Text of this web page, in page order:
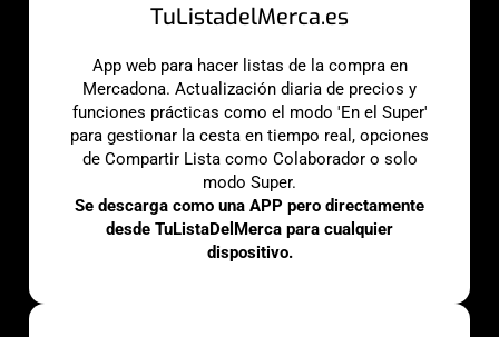
TuListadelMerca.es
App web para hacer listas de la compra en
Mercadona. Actualización diaria de precios y
funciones prácticas como el modo 'En el Super'
para gestionar la cesta en tiempo real, opciones
de Compartir Lista como Colaborador o solo
modo Super.
Se descarga como una APP pero directamente
desde TuListaDelMerca para cualquier
dispositivo.